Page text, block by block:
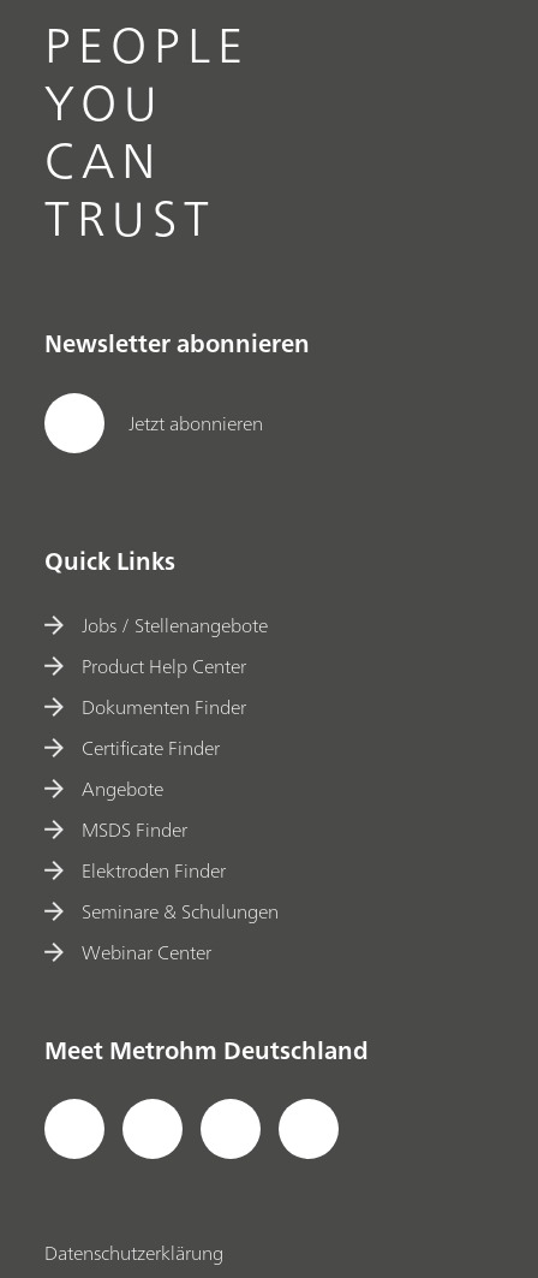
PEOPLE
YOU
CAN
TRUST
Newsletter abonnieren
Jetzt abonnieren
Quick Links
Jobs / Stellenangebote
Product Help Center
Dokumenten Finder
Certificate Finder
Angebote
MSDS Finder
Elektroden Finder
Seminare & Schulungen
Webinar Center
Meet Metrohm Deutschland
Datenschutzerklärung